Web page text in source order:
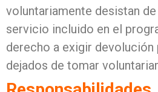
voluntariamente desistan
servicio incluido en el
derecho a exigir
dejados de tomar